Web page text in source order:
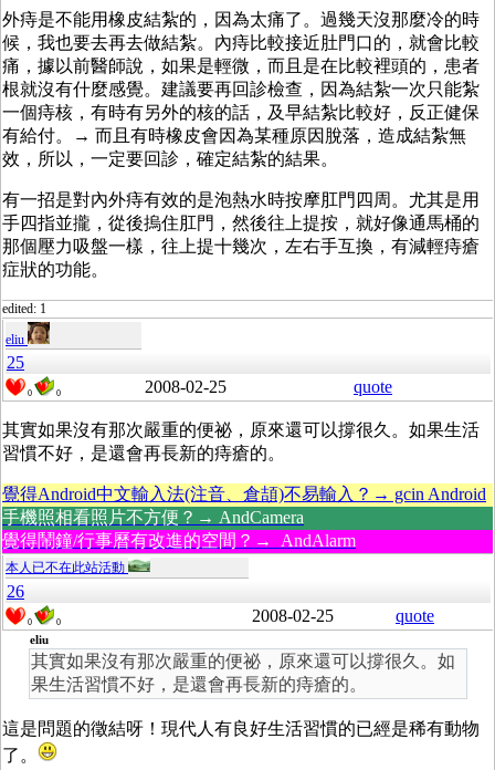
外痔是不能用橡皮結紮的，因為太痛了。過幾天沒那麼冷的時
候，我也要去再去做結紮。內痔比較接近肚門口的，就會比較
痛，據以前醫師說，如果是輕微，而且是在比較裡頭的，患者
根就沒有什麼感覺。建議要再回診檢查，因為結紮一次只能紮
一個痔核，有時有另外的核的話，及早結紮比較好，反正健保
有給付。→ 而且有時橡皮會因為某種原因脫落，造成結紮無
效，所以，一定要回診，確定結紮的結果。
有一招是對內外痔有效的是泡熱水時按摩肛門四周。尤其是用
手四指並攏，從後摀住肛門，然後往上提按，就好像通馬桶的
那個壓力吸盤一樣，往上提十幾次，左右手互換，有減輕痔瘡
症狀的功能。
edited: 1
eliu
25
0 0 2008-02-25 quote
其實如果沒有那次嚴重的便祕，原來還可以撐很久。如果生活
習慣不好，是還會再長新的痔瘡的。
覺得Android中文輸入法(注音、倉頡)不易輸入？→ gcin Android
手機照相看照片不方便？→ AndCamera
覺得鬧鐘/行事曆有改進的空間？→ AndAlarm
本人已不在此站活動
26
0 0 2008-02-25 quote
eliu
其實如果沒有那次嚴重的便祕，原來還可以撐很久。如
果生活習慣不好，是還會再長新的痔瘡的。
這是問題的徵結呀！現代人有良好生活習慣的已經是稀有動物
了。